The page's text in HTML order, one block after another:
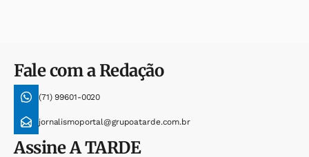
Fale com a Redação
(71) 99601-0020
jornalismoportal@grupoatarde.com.br
AssineA TARDE